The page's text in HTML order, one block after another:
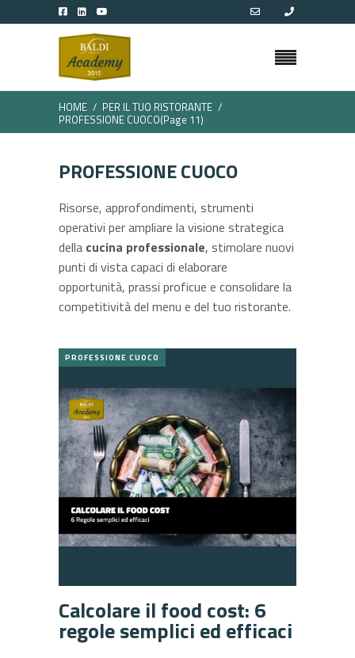
HOME
PER IL TUO RISTORANTE
PROFESSIONE CUOCO(Page 11)
PROFESSIONE CUOCO
Risorse, approfondimenti, strumenti
operativi per ampliare la visione strategica
della cucina professionale, stimolare nuovi
punti di vista capaci di elaborare
opportunità, prassi proficue e consolidare la
competitività del menu e del tuo ristorante.
PROFESSIONE CUOCO
Calcolare il food cost: 6
regole semplici ed efficaci